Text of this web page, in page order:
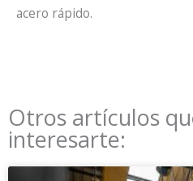
acero rápido.
Otros artículos
interesarte: